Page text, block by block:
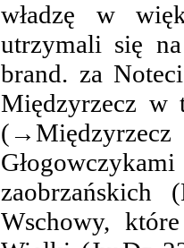
władzę w
utrzymali się
brand. za
Międzyrzecz w
Wschowy,